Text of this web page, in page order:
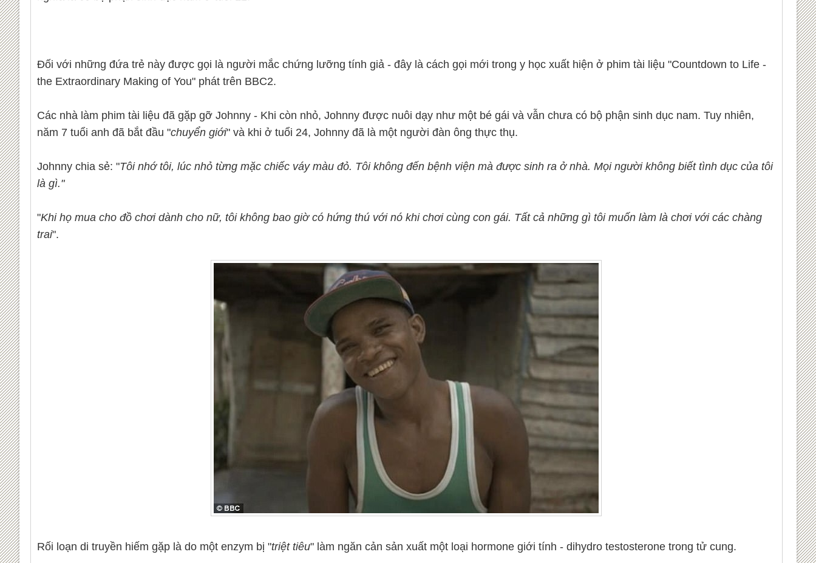
Đối với những đứa trẻ này được gọi là người mắc chứng lưỡng tính giả - đây là cách gọi mới trong y học xuất hiện ở phim tài liệu "Countdown to Life -
the Extraordinary Making of You" phát trên BBC2.
Các nhà làm phim tài liệu đã gặp gỡ Johnny - Khi còn nhỏ, Johnny được nuôi dạy như một bé gái và vẫn chưa có bộ phận sinh dục nam. Tuy nhiên,
năm 7 tuổi anh đã bắt đầu "chuyển giới" và khi ở tuổi 24, Johnny đã là một người đàn ông thực thụ.
Johnny chia sẻ: "Tôi nhớ tôi, lúc nhỏ từng mặc chiếc váy màu đỏ. Tôi không đến bệnh viện mà được sinh ra ở nhà. Mọi người không biết tình dục của tôi
là gì."
"Khi họ mua cho đồ chơi dành cho nữ, tôi không bao giờ có hứng thú với nó khi chơi cùng con gái. Tất cả những gì tôi muốn làm là chơi với các chàng
trai".
Rối loạn di truyền hiếm gặp là do một enzym bị "triệt tiêu" làm ngăn cản sản xuất một loại hormone giới tính - dihydro testosterone trong tử cung.